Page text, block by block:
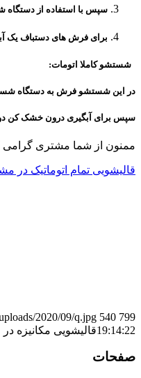
سپس با استفاده از دستگاه
برای فرش های دستباف یک
شستشو کاملا اتومات:
در این شستشو فرش به دستگاه
سپس برای آبگیری درون خشک کن دوار قرار میگیرد وپس از
ممنون از شما مشتری
قالیشویی تمام اتوماتیک در
2020/09/q.jpg 540 799
19:14:22قالیشویی مکانیزه
صفحات